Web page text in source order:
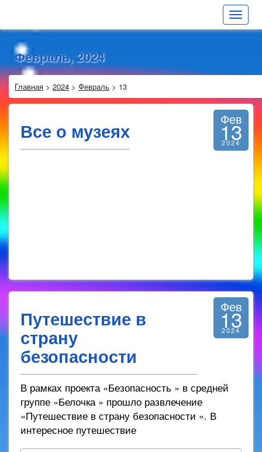
Toggle
Февраль, 2024
Главная > 2024 > Февраль > 13
Все о музеях Фев
13
2024
Путешествие в
страну
безопасности
Фев
13
2024
В рамках проекта «Безопасность » в средней
группе «Белочка » прошло развлечение
«Путешествие в страну безопасности «. В
интересное путешествие